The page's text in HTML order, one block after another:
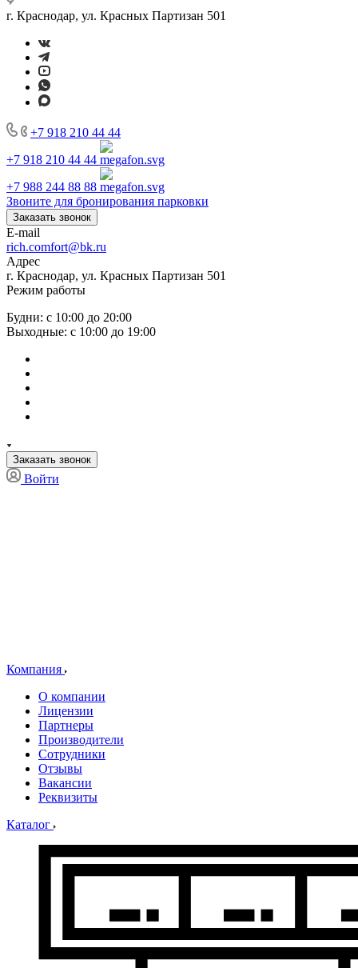
г. Краснодар, ул. Красных Партизан 501
+7 918 210 44 44
+7 918 210 44 44
+7 988 244 88 88
Звоните для бронирования парковки
Заказать звонок
E-mail
rich.comfort@bk.ru
Адрес
г. Краснодар, ул. Красных Партизан 501
Режим работы
Будни: с 10:00 до 20:00
Выходные: с 10:00 до 19:00
Заказать звонок
Войти
Компания
О компании
Лицензии
Партнеры
Производители
Сотрудники
Отзывы
Вакансии
Реквизиты
Каталог